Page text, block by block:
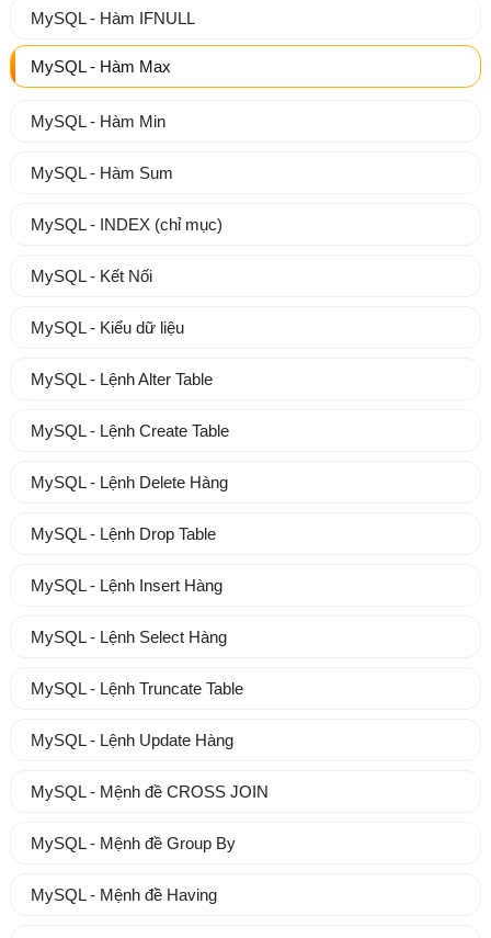
MySQL - Hàm IFNULL
MySQL - Hàm Max
MySQL - Hàm Min
MySQL - Hàm Sum
MySQL - INDEX (chỉ mục)
MySQL - Kết Nối
MySQL - Kiểu dữ liệu
MySQL - Lệnh Alter Table
MySQL - Lệnh Create Table
MySQL - Lệnh Delete Hàng
MySQL - Lệnh Drop Table
MySQL - Lệnh Insert Hàng
MySQL - Lệnh Select Hàng
MySQL - Lệnh Truncate Table
MySQL - Lệnh Update Hàng
MySQL - Mệnh đề CROSS JOIN
MySQL - Mệnh đề Group By
MySQL - Mệnh đề Having